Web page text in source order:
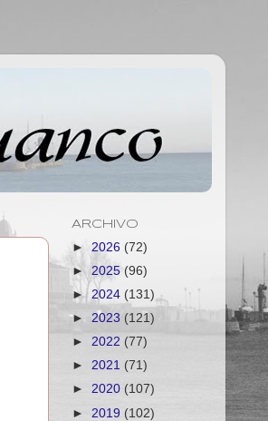
ARCHIVO
► 2026 (72)
► 2025 (96)
► 2024 (131)
► 2023 (121)
► 2022 (77)
► 2021 (71)
► 2020 (107)
► 2019 (102)